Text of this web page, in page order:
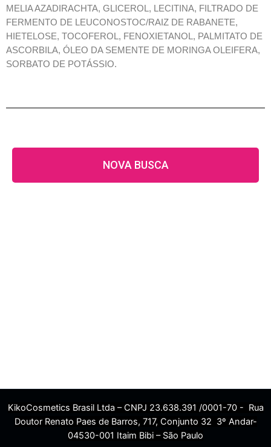
MELIA AZADIRACHTA, GLICEROL, LECITINA, FILTRADO DE
FERMENTO DE LEUCONOSTOC/RAIZ DE RABANETE,
HIETELOSE, TOCOFEROL, FENOXIETANOL, PALMITATO DE
ASCORBILA, ÓLEO DA SEMENTE DE MORINGA OLEIFERA,
SORBATO DE POTÁSSIO.
NOVA BUSCA
KikoCosmetics Brasil Ltda – CNPJ 23.638.391 /0001-70 - Rua
Doutor Renato Paes de Barros, 717, Conjunto 32 3º Andar-
04530-001 Itaim Bibi – São Paulo